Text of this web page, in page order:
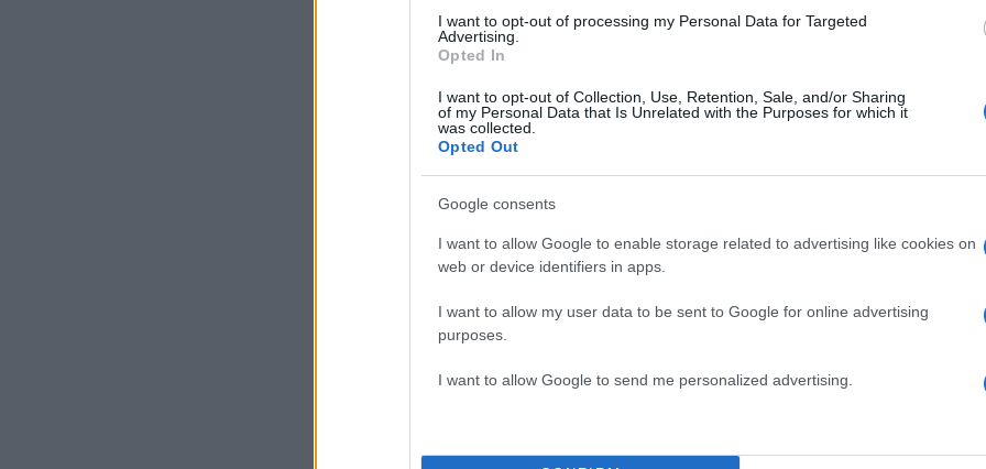
I want to opt-out of processing my Personal Data for Targeted
Advertising.
Opted In
I want to opt-out of Collection, Use, Retention, Sale, and/or Sharing
of my Personal Data that Is Unrelated with the Purposes for which it
was collected.
Opted Out
Google consents
I want to allow Google to enable storage related to advertising like cookies on
web or device identifiers in apps.
I want to allow my user data to be sent to Google for online advertising
purposes.
I want to allow Google to send me personalized advertising.